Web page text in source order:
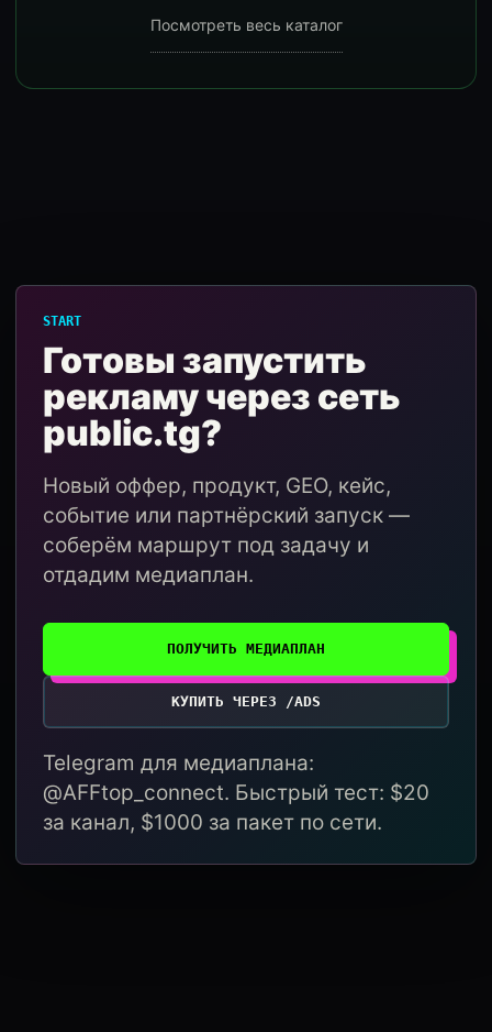
Посмотреть весь каталог
START
Готовы запустить
рекламу через сеть
public.tg?
Новый оффер, продукт, GEO, кейс,
событие или партнёрский запуск —
соберём маршрут под задачу и
отдадим медиаплан.
ПОЛУЧИТЬ МЕДИАПЛАН
КУПИТЬ ЧЕРЕЗ /ADS
Telegram для медиаплана:
@AFFtop_connect. Быстрый тест: $20
за канал, $1000 за пакет по сети.